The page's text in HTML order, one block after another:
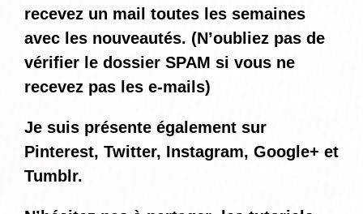
recevez un mail toutes les semaines
avec les nouveautés. (N’oubliez pas de
vérifier le dossier SPAM si vous ne
recevez pas les e-mails)
Je suis présente également sur
Pinterest, Twitter, Instagram, Google+ et
Tumblr.